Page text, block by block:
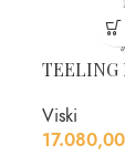
TEELING
Viski
17.080,00